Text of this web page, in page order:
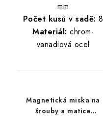
mm
Počet kusů v sadě: 8
Materiál: chrom-
vanadiová ocel
Magnetická miska na
šrouby a matice